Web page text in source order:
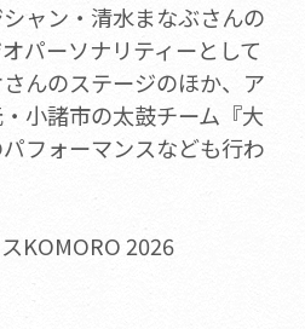
ャン・清水まなぶさんの
パーソナリティーとして
んのステージのほか、ア
小諸市の太鼓チーム『大
フォーマンスなども行わ
KOMORO 2026